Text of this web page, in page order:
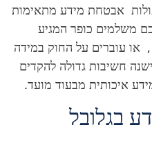
אבטחת מידע מתאימות
משלמים כופר המגיע
או עוברים על החוק במידה
חשיבות גדולה להקדים
איכותית מבעוד מועד.
בגלובל